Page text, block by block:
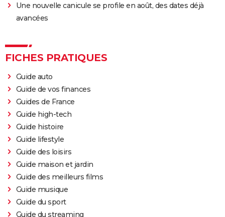
Slalom
Oh Canada : que vaut le film avec Richard Gere et
Une nouvelle canicule se profile en août, des dates déjà
avancées
FICHES PRATIQUES
Guide auto
Guide de vos finances
Guides de France
Guide high-tech
Guide histoire
Guide lifestyle
Guide des loisirs
Guide maison et jardin
Guide des meilleurs films
Guide musique
Guide du sport
Guide du streaming